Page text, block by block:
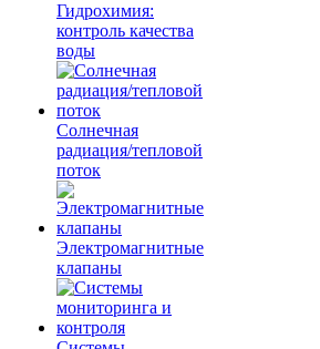
Гидрохимия:
контроль качества
воды
Солнечная
радиация/тепловой
поток
Электромагнитные
клапаны